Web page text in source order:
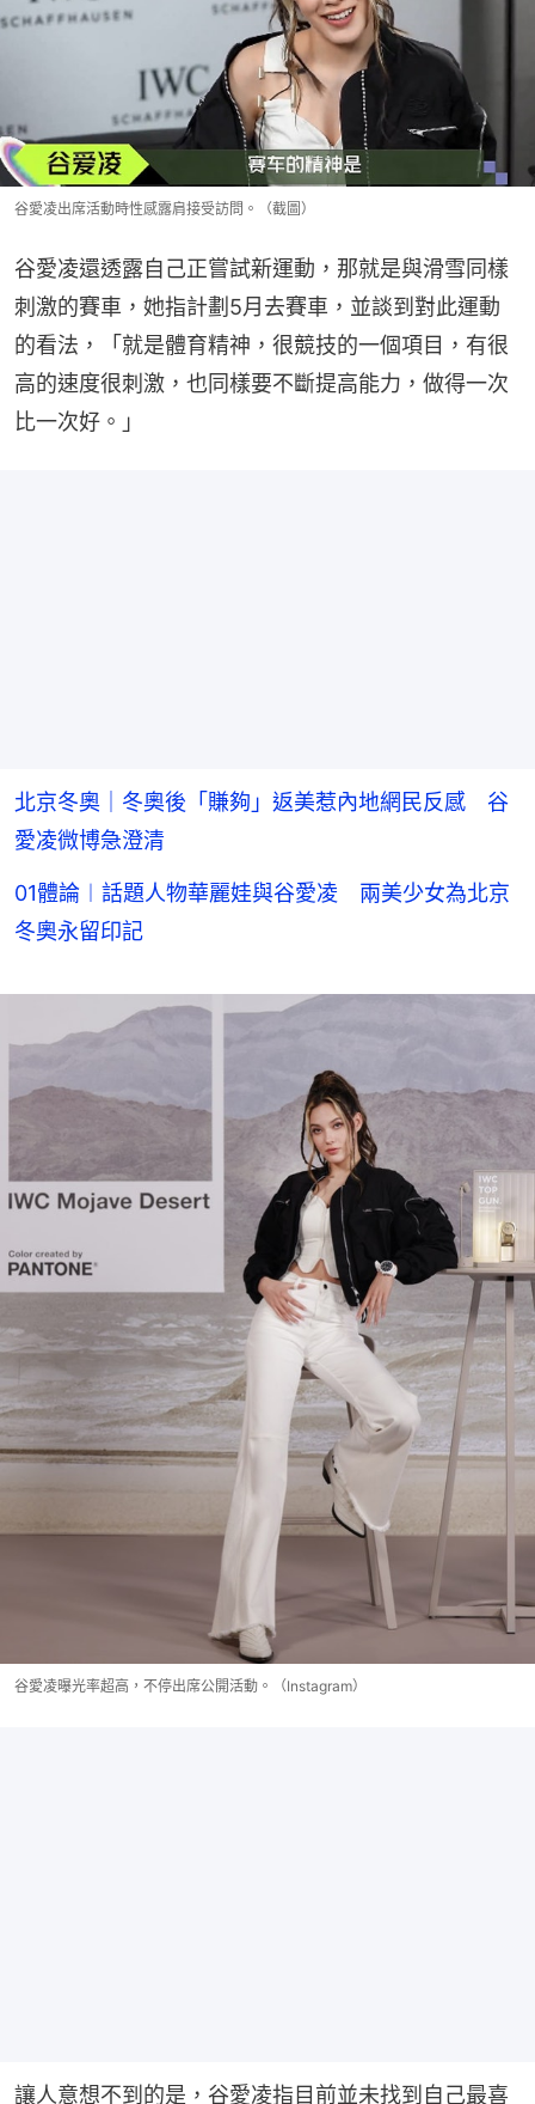
谷愛凌出席活動時性感露肩接受訪問。（截圖）
谷愛凌還透露自己正嘗試新運動，那就是與滑雪同樣
刺激的賽車，她指計劃5月去賽車，並談到對此運動
的看法，「就是體育精神，很競技的一個項目，有很
高的速度很刺激，也同樣要不斷提高能力，做得一次
比一次好。」
北京冬奧｜冬奧後「賺夠」返美惹內地網民反感 谷
愛凌微博急澄清
01體論︱話題人物華麗娃與谷愛凌 兩美少女為北京
冬奧永留印記
谷愛凌曝光率超高，不停出席公開活動。（Instagram）
讓人意想不到的是，谷愛凌指目前並未找到自己最喜